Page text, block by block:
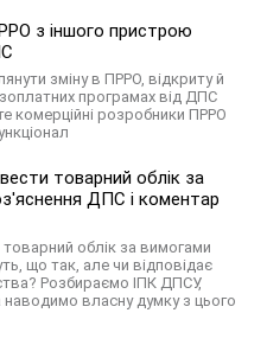
з іншого пристрою
зміну в ПРРО, відкриту й
програмах від ДПС
комерційні розробники ПРРО
товарний облік за
ДПС і коментар
облік за вимогами
що так, але чи відповідає
Розбираємо ІПК ДПСУ,
наводимо власну думку з цього